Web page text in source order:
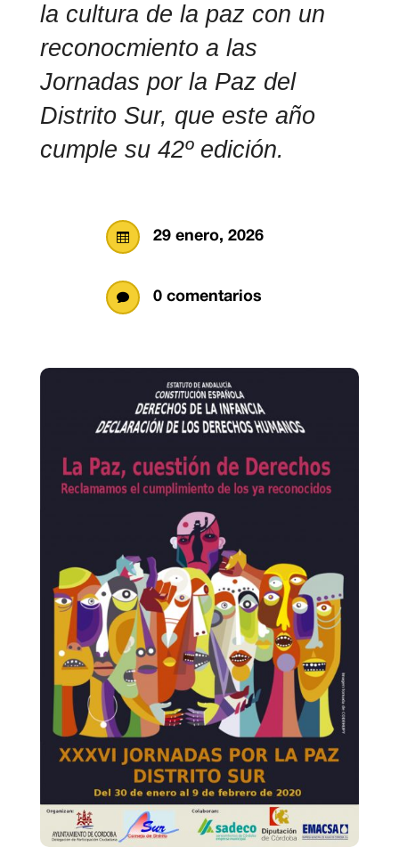
la cultura de la paz con un
reconocmiento a las
Jornadas por la Paz del
Distrito Sur, que este año
cumple su 42º edición.
 29 enero, 2026
 0 comentarios